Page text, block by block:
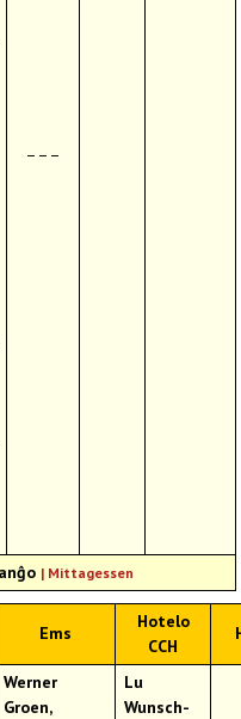
–––
| Mittagessen
Ems
Hotelo
CCH
Werner
Groen,
Lu
Wunsch-